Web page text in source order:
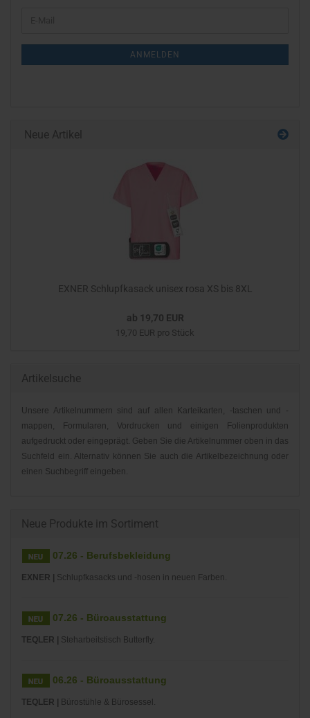
NEWSLETTER-
ANMELDEN
Neue Artikel
EXNER Schlupfkasack unisex rosa XS bis 8XL
ab 19,70 EUR
19,70 EUR pro Stück
Artikelsuche
Unsere Artikelnummern sind auf allen Karteikarten, -taschen und -
mappen, Formularen, Vordrucken und einigen Folienprodukten
aufgedruckt oder eingeprägt. Geben Sie die Artikelnummer oben in das
Suchfeld ein. Alternativ können Sie auch die Artikelbezeichnung oder
einen Suchbegriff eingeben.
Neue Produkte im Sortiment
07.26 - Berufsbekleidung
EXNER | Schlupfkasacks und -hosen in neuen Farben.
07.26 - Büroausstattung
TEQLER | Steharbeitstisch Butterfly.
06.26 - Büroausstattung
TEQLER | Bürostühle & Bürosessel.